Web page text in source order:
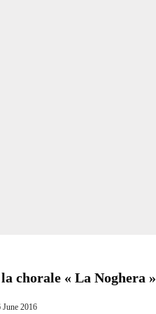
chorale « La Noghera »
June 2016